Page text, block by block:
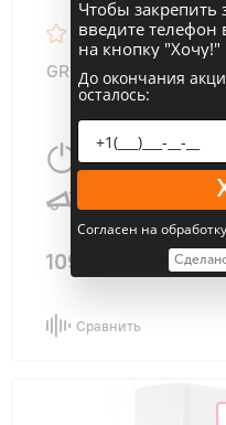
GREE
3500 Вт
109 400 ₽
Сравнить
Чтобы закрепить
введите
на кнопку "Хочу!"
До окончания
осталось:
Согласен на